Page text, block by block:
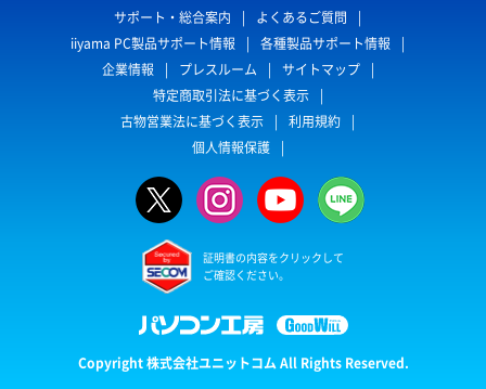
サポート・総合案内
よくあるご質問
iiyama PC製品サポート情報
各種製品サポート情報
企業情報
プレスルーム
サイトマップ
特定商取引法に基づく表示
古物営業法に基づく表示
利用規約
個人情報保護
証明書の内容をクリックして
ご確認ください。
Copyright 株式会社ユニットコム All Rights Reserved.